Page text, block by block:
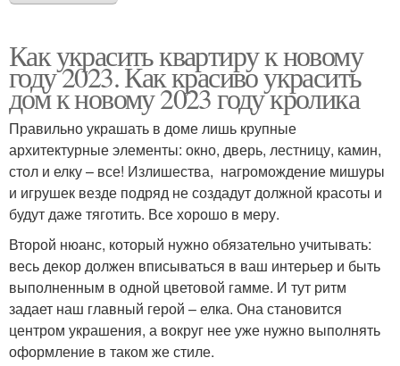
Как украсить квартиру к новому
году 2023. Как красиво украсить
дом к новому 2023 году кролика
Правильно украшать в доме лишь крупные
архитектурные элементы: окно, дверь, лестницу, камин,
стол и елку – все! Излишества, нагромождение мишуры
и игрушек везде подряд не создадут должной красоты и
будут даже тяготить. Все хорошо в меру.
Второй нюанс, который нужно обязательно учитывать:
весь декор должен вписываться в ваш интерьер и быть
выполненным в одной цветовой гамме. И тут ритм
задает наш главный герой – елка. Она становится
центром украшения, а вокруг нее уже нужно выполнять
оформление в таком же стиле.